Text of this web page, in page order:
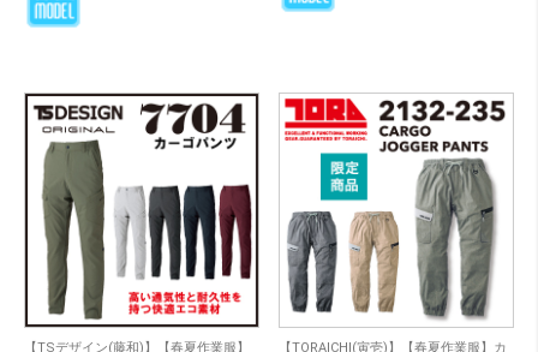
【TSデザイン(藤和)】【春夏作業服】
【TORAICHI(寅壱)】【春夏作業服】カ